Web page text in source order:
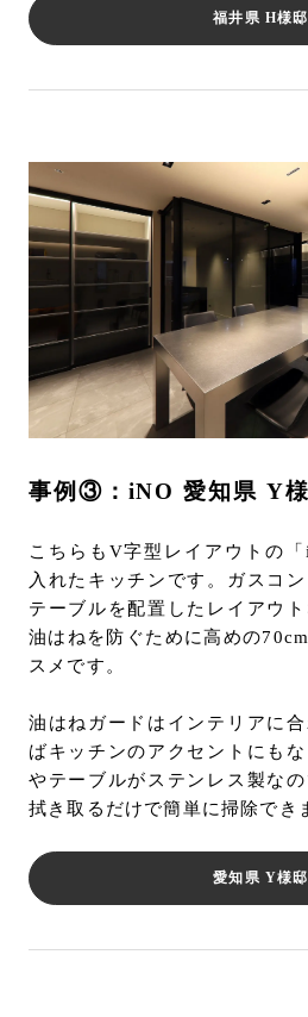
福井県 H様邸
事例③：iNO 愛知県 Y
こちらもV字型レイアウトの
入れたキッチンです。ガスコ
テーブルを配置したレイアウ
油はねを防ぐために高めの
スメです。
油はねガードはインテリアに
ばキッチンのアクセントにも
やテーブルがステンレス製な
拭き取るだけで簡単に掃除でき
愛知県 Y様邸